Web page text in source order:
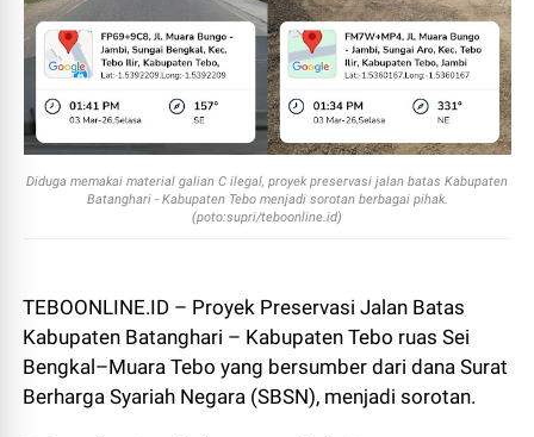
Diduga memakai material galian C ilegal, proyek preservasi jalan batas Kabupaten
Batanghari - Kabupaten Tebo menjadi sorotan berbagai pihak.
(poto:supri/teboonline.id)
TEBOONLINE.ID – Proyek Preservasi Jalan Batas
Kabupaten Batanghari – Kabupaten Tebo ruas Sei
Bengkal–Muara Tebo yang bersumber dari dana Surat
Berharga Syariah Negara (SBSN), menjadi sorotan.